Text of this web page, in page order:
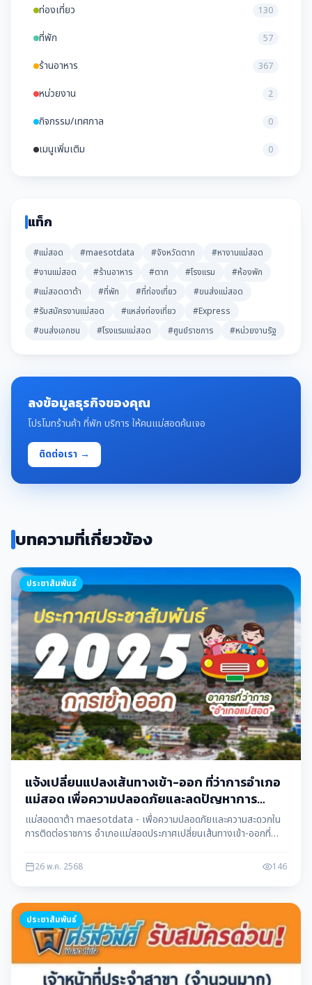
ท่องเที่ยว 130
ที่พัก 57
ร้านอาหาร 367
หน่วยงาน 2
กิจกรรม/เทศกาล 0
เมนูเพิ่มเติม 0
แท็ก
#แม่สอด #maesotdata #จังหวัดตาก
#หางานแม่สอด
#งานแม่สอด
#ร้านอาหาร #ตาก #โรงแรม
#ห้องพัก
#แม่สอดดาต้า
#ที่พัก #ที่ท่องเที่ยว
#ขนส่งแม่สอด
#รับสมัครงานแม่สอด
#แหล่งท่องเที่ยว
#Express
#ขนส่งเอกชน
#โรงแรมแม่สอด #ศูนย์ราชการ #หน่วยงานรัฐ
ลงข้อมูลธุรกิจของคุณ
โปรโมทร้านค้า ที่พัก บริการ ให้คนแม่สอดค้นเจอ
ติดต่อเรา →
บทความที่เกี่ยวข้อง
ประชาสัมพันธ์
แจ้งเปลี่ยนแปลงเส้นทางเข้า-ออก ที่ว่าการอำเภอ
แม่สอด เพื่อความปลอดภัยและลดปัญหาการ
จราจร
แม่สอดดาต้า maesotdata - เพื่อความปลอดภัยและความสะดวกใน
การติดต่อราชการ อำเภอแม่สอดประกาศเปลี่ยนเส้นทางเข้า-ออกที่
ทางออกอยู่ด้านโรงเรียนสรรพวิทยาคม มีผลบังคับใช้ทันที
26 พ.ค. 2568 146
ประชาสัมพันธ์